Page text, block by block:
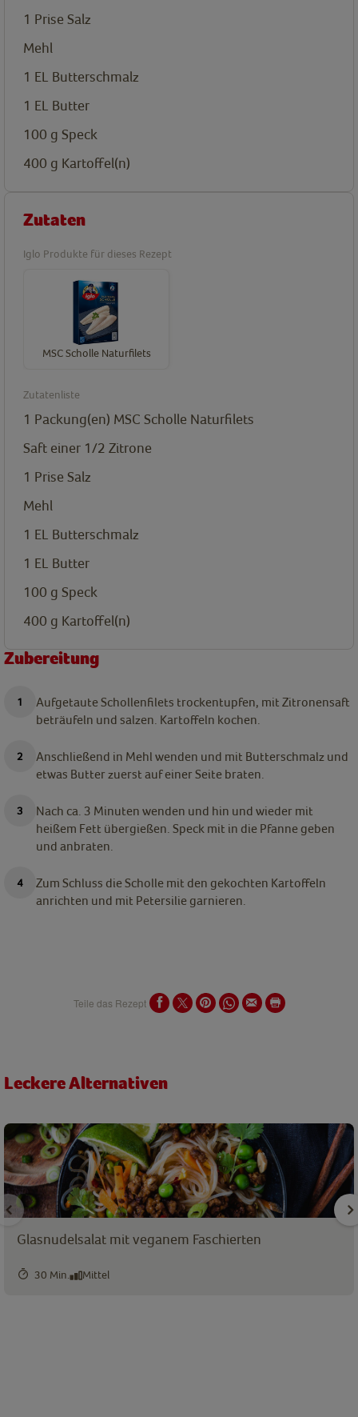
1 Prise Salz
Mehl
1 EL Butterschmalz
1 EL Butter
100 g Speck
400 g Kartoffel(n)
Zutaten
Iglo Produkte für dieses Rezept
MSC Scholle Naturfilets
Zutatenliste
1 Packung(en) MSC Scholle Naturfilets
Saft einer 1/2 Zitrone
1 Prise Salz
Mehl
1 EL Butterschmalz
1 EL Butter
100 g Speck
400 g Kartoffel(n)
Zubereitung
Aufgetaute Schollenfilets trockentupfen, mit Zitronensaft
beträufeln und salzen. Kartoffeln kochen.
Anschließend in Mehl wenden und mit Butterschmalz und
etwas Butter zuerst auf einer Seite braten.
Nach ca. 3 Minuten wenden und hin und wieder mit
heißem Fett übergießen. Speck mit in die Pfanne geben
und anbraten.
Zum Schluss die Scholle mit den gekochten Kartoffeln
anrichten und mit Petersilie garnieren.
Teile das Rezept
Leckere Alternativen
Glasnudelsalat mit veganem Faschierten
30 Min. Mittel